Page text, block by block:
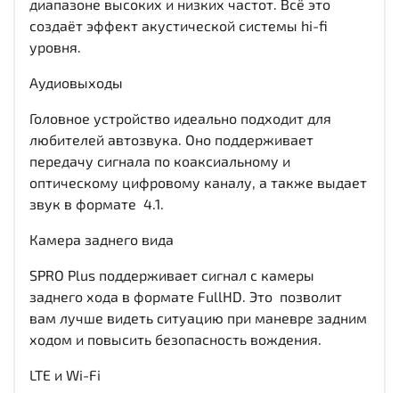
диапазоне высоких и низких частот. Всё это
создаёт эффект акустической системы hi-fi
уровня.
Аудиовыходы
Головное устройство идеально подходит для
любителей автозвука. Оно поддерживает
передачу сигнала по коаксиальному и
оптическому цифровому каналу, а также выдает
звук в формате 4.1.
Камера заднего вида
SPRO Plus поддерживает сигнал с камеры
заднего хода в формате FullHD. Это позволит
вам лучше видеть ситуацию при маневре задним
ходом и повысить безопасность вождения.
LTE и Wi-Fi